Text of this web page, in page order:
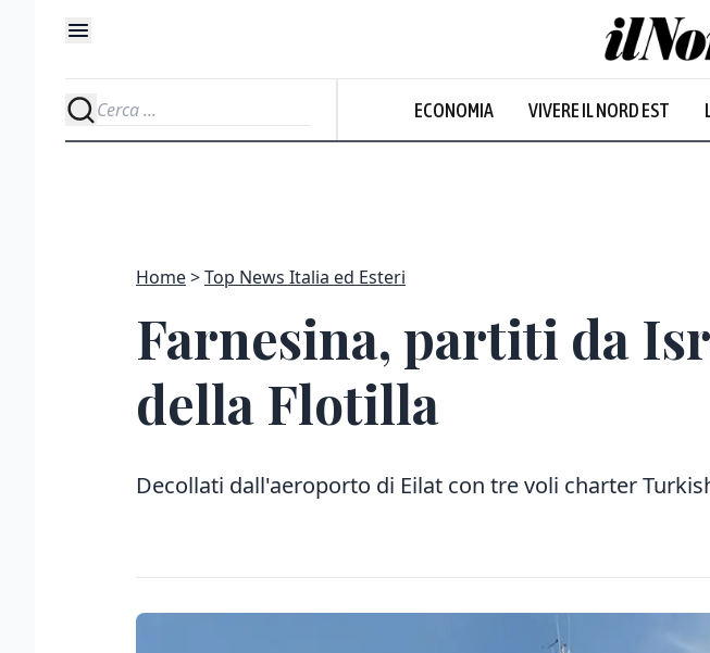
ECONOMIA VIVERE IL NORD EST
Home Top News Italia ed Esteri
Farnesina, partiti da
della Flotilla
Decollati dall'aeroporto di Eilat con tre voli charter